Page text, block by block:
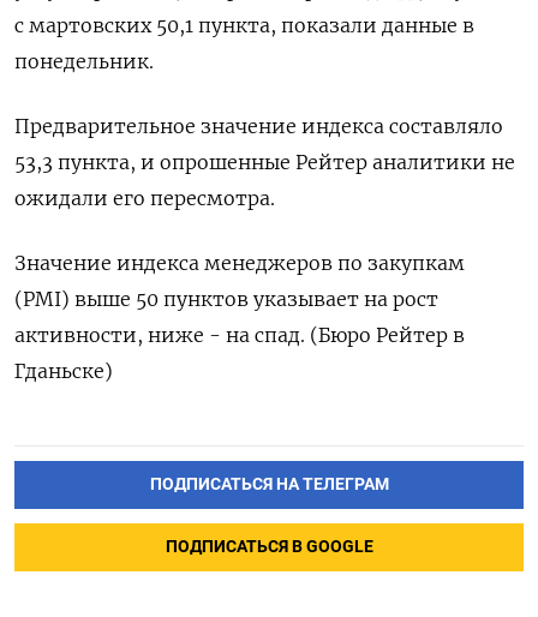
с мартовских 50,1 пункта, показали данные в
понедельник.
Предварительное значение индекса составляло
53,3 пункта, и опрошенные Рейтер аналитики не
ожидали его пересмотра.
Значение индекса менеджеров по закупкам
(PMI) выше 50 пунктов указывает на рост
активности, ниже - на спад. (Бюро Рейтер в
Гданьске)
ПОДПИСАТЬСЯ НА ТЕЛЕГРАМ
ПОДПИСАТЬСЯ В GOOGLE